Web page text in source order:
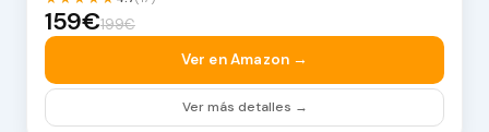
159€199€
Ver en Amazon →
Ver más detalles →